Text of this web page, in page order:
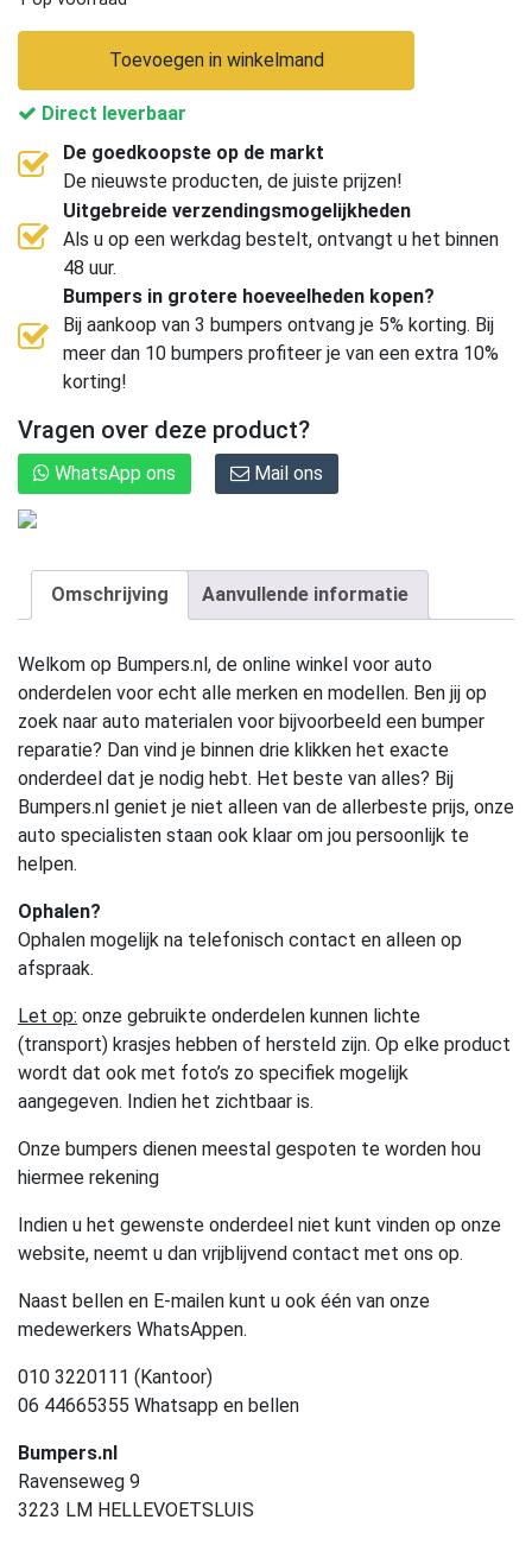
Toevoegen in winkelmand
Direct leverbaar
De goedkoopste op de markt
De nieuwste producten, de juiste prijzen!
Uitgebreide verzendingsmogelijkheden
Als u op een werkdag bestelt, ontvangt u het binnen
48 uur.
Bumpers in grotere hoeveelheden kopen?
Bij aankoop van 3 bumpers ontvang je 5% korting. Bij
meer dan 10 bumpers profiteer je van een extra 10%
korting!
Vragen over deze product?
WhatsApp ons Mail ons
Omschrijving Aanvullende informatie
Welkom op Bumpers.nl, de online winkel voor auto
onderdelen voor echt alle merken en modellen. Ben jij op
zoek naar auto materialen voor bijvoorbeeld een bumper
reparatie? Dan vind je binnen drie klikken het exacte
onderdeel dat je nodig hebt. Het beste van alles? Bij
Bumpers.nl geniet je niet alleen van de allerbeste prijs, onze
auto specialisten staan ook klaar om jou persoonlijk te
helpen.
Ophalen?
Ophalen mogelijk na telefonisch contact en alleen op
afspraak.
Let op: onze gebruikte onderdelen kunnen lichte
(transport) krasjes hebben of hersteld zijn. Op elke product
wordt dat ook met foto’s zo specifiek mogelijk
aangegeven. Indien het zichtbaar is.
Onze bumpers dienen meestal gespoten te worden hou
hiermee rekening
Indien u het gewenste onderdeel niet kunt vinden op onze
website, neemt u dan vrijblijvend contact met ons op.
Naast bellen en E-mailen kunt u ook één van onze
medewerkers WhatsAppen.
010 3220111 (Kantoor)
06 44665355 Whatsapp en bellen
Bumpers.nl
Ravenseweg 9
3223 LM HELLEVOETSLUIS